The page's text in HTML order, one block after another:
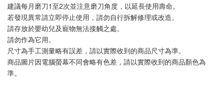
建議每月磨刀1至2次並注意磨刀角度，以延長使用壽命。
若發現異常請立即停止使用，請勿自行拆解修理或改造。
請存放於嬰幼兒及寵物無法接觸之處。
請勿作為它用。
尺寸為手工測量略有誤差，請以實際收到的商品尺寸為準。
商品圖片因電腦螢幕不同會略有色差，請以實際收到的商品顏色為
準。